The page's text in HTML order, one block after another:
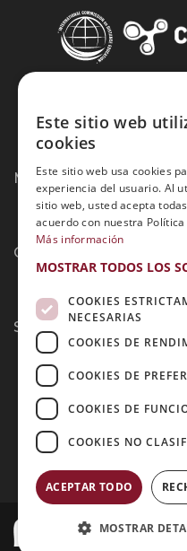
Métodos de Pago:
Contacto:
Síguenos:
Opiniones
Este sitio web
cookies
Este sitio web usa cookies
experiencia del usuario. Al
sitio web, usted acepta
acuerdo con nuestra
Más información
MOSTRAR TODOS LOS
COOKIES
NECESARIAS
COOKIES DE
COOKIES DE
COOKIES DE
COOKIES NO
ACEPTAR TODO
MOSTRAR